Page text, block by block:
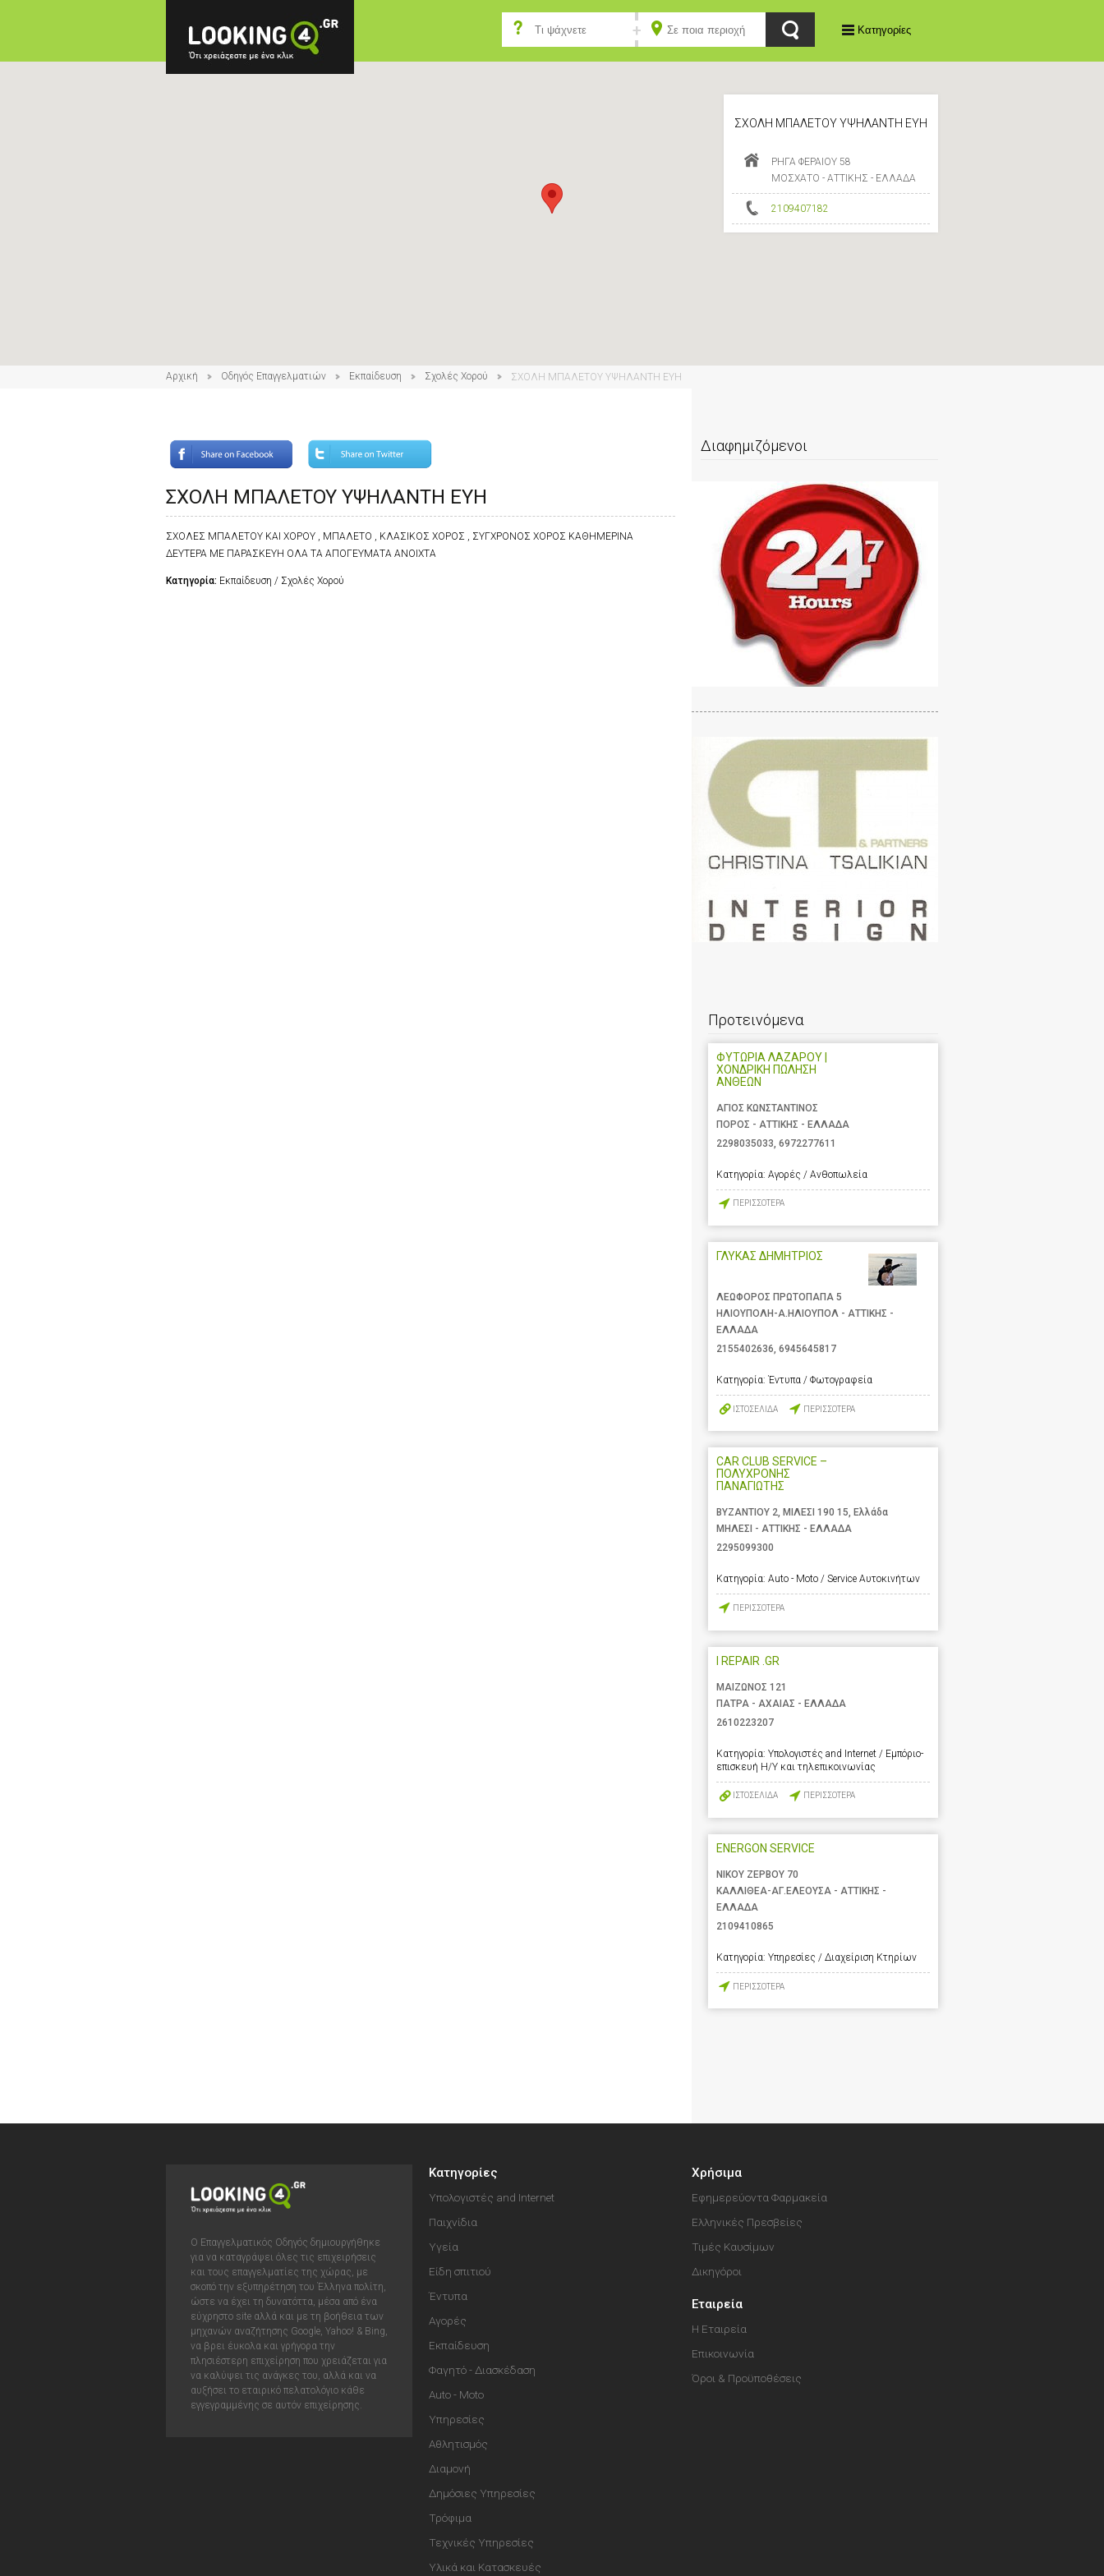
Κατηγορίες
ΣΧΟΛΗ ΜΠΑΛΕΤΟΥ ΥΨΗΛΑΝΤΗ ΕΥΗ
ΡΗΓΑ ΦΕΡΑΙΟΥ 58
ΜΟΣΧΑΤΟ - ΑΤΤΙΚΗΣ - ΕΛΛΑΔΑ
2109407182
Αρχική Οδηγός Επαγγελματιών Εκπαίδευση Σχολές Χορού ΣΧΟΛΗ ΜΠΑΛΕΤΟΥ ΥΨΗΛΑΝΤΗ ΕΥΗ
ΣΧΟΛΗ ΜΠΑΛΕΤΟΥ ΥΨΗΛΑΝΤΗ ΕΥΗ
ΣΧΟΛΕΣ ΜΠΑΛΕΤΟΥ ΚΑΙ ΧΟΡΟΥ , ΜΠΑΛΕΤΟ , ΚΛΑΣΙΚΟΣ ΧΟΡΟΣ , ΣΥΓΧΡΟΝΟΣ ΧΟΡΟΣ ΚΑΘΗΜΕΡΙΝΑ
ΔΕΥΤΕΡΑ ΜΕ ΠΑΡΑΣΚΕΥΗ ΟΛΑ ΤΑ ΑΠΟΓΕΥΜΑΤΑ ΑΝΟΙΧΤΑ
Κατηγορία: Εκπαίδευση / Σχολές Χορού
Διαφημιζόμενοι
Προτεινόμενα
ΦΥΤΩΡΙΑ ΛΑΖΑΡΟΥ |
ΧΟΝΔΡΙΚΗ ΠΩΛΗΣΗ
ΑΝΘΕΩΝ
ΑΓΙΟΣ ΚΩΝΣΤΑΝΤΙΝΟΣ
ΠΟΡΟΣ - ΑΤΤΙΚΗΣ - ΕΛΛΑΔΑ
2298035033 6972277611
Κατηγορία: Αγορές / Ανθοπωλεία
ΠΕΡΙΣΣΟΤΕΡΑ
ΓΛΥΚΑΣ ΔΗΜΗΤΡΙΟΣ
ΛΕΩΦΟΡΟΣ ΠΡΩΤΟΠΑΠΑ 5
ΗΛΙΟΥΠΟΛΗ-Α.ΗΛΙΟΥΠΟΛ - ΑΤΤΙΚΗΣ -
ΕΛΛΑΔΑ
2155402636, 6945645817
Κατηγορία: Έντυπα / Φωτογραφεία
ΙΣΤΟΣΕΛΙΔΑ ΠΕΡΙΣΣΟΤΕΡΑ
CAR CLUB SERVICE –
ΠΟΛΥΧΡΟΝΗΣ
ΠΑΝΑΓΙΩΤΗΣ
ΒΥΖΑΝΤΙΟΥ 2, ΜΙΛΕΣΙ 190 15, Ελλάδα
ΜΗΛΕΣΙ - ΑΤΤΙΚΗΣ - ΕΛΛΑΔΑ
2295099300
Κατηγορία: Auto - Moto / Service Αυτοκινήτων
ΠΕΡΙΣΣΟΤΕΡΑ
I REPAIR .GR
ΜΑΙΖΩΝΟΣ 121
ΠΑΤΡΑ - ΑΧΑΙΑΣ - ΕΛΛΑΔΑ
2610223207
Κατηγορία: Υπολογιστές and Internet / Εμπόριο-
επισκευή Η/Υ και τηλεπικοινωνίας
ΙΣΤΟΣΕΛΙΔΑ ΠΕΡΙΣΣΟΤΕΡΑ
ENERGON SERVICE
ΝΙΚΟΥ ΖΕΡΒΟΥ 70
ΚΑΛΛΙΘΕΑ-ΑΓ.ΕΛΕΟΥΣΑ - ΑΤΤΙΚΗΣ -
ΕΛΛΑΔΑ
2109410865
Κατηγορία: Υπηρεσίες / Διαχείριση Κτηρίων
ΠΕΡΙΣΣΟΤΕΡΑ
Ο Επαγγελματικός Οδηγός δημιουργήθηκε
για να καταγράψει όλες τις επιχειρήσεις
και τους επαγγελματίες της χώρας, με
σκοπό την εξυπηρέτηση του Έλληνα πολίτη,
ώστε να έχει τη δυνατόττα, μέσα από ένα
εύχρηστο site αλλά και με τη βοήθεια των
μηχανών αναζήτησης Google, Yahoo! & Bing,
να βρει έυκολα και γρήγορα την
πλησιέστερη επιχείρηση που χρειάζεται για
να καλύψει τις ανάγκες του, αλλά και να
αυξήσει το εταιρικό πελατολόγιο κάθε
εγγεγραμμένης σε αυτόν επιχείρησης.
Κατηγορίες
Υπολογιστές and Internet
Παιχνίδια
Υγεία
Είδη σπιτιού
Έντυπα
Αγορές
Εκπαίδευση
Φαγητό - Διασκέδαση
Auto - Moto
Υπηρεσίες
Αθλητισμός
Διαμονή
Δημόσιες Υπηρεσίες
Τρόφιμα
Τεχνικές Υπηρεσίες
Υλικά και Κατασκευές
Χρήσιμα
Εφημερεύοντα Φαρμακεία
Ελληνικές Πρεσβείες
Τιμές Καυσίμων
Δικηγόροι
Εταιρεία
Η Εταιρεία
Επικοινωνία
Όροι & Προϋποθέσεις